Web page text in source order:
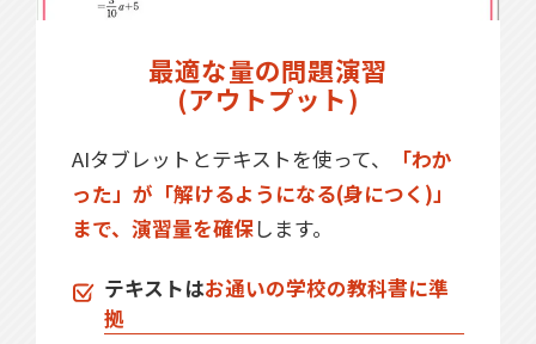
最適な量の問題演習
(アウトプット)
AIタブレットとテキストを使って、
「わか
った」が「解けるようになる(身につく)」
まで、演習量を確保 します。
テキストはお通いの学校の教科書に準
拠